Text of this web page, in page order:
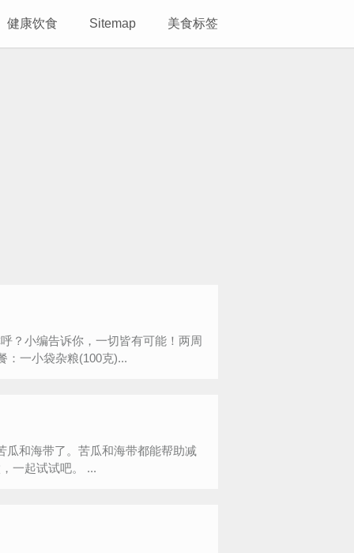
健康饮食 Sitemap 美食标签
？小编告诉你，一切皆有可能！两周
的健康食谱，赶快来瞧瞧吧！ 瘦身食谱是： 早餐：一小袋杂粮(100克)...
瓜和海带了。苦瓜和海带都能帮助减
肥，并且营养丰富。小编推荐两款蔬菜减肥食谱，简单易做，一起试试吧。 ...